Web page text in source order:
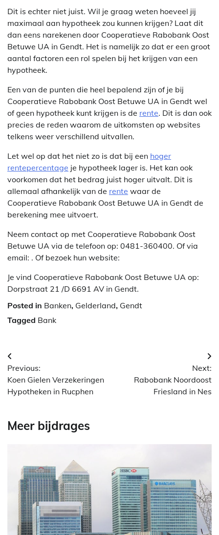
Dit is echter niet juist. Wil je graag weten hoeveel jij
maximaal aan hypotheek zou kunnen krijgen? Laat dit
dan eens narekenen door Cooperatieve Rabobank Oost
Betuwe UA in Gendt. Het is namelijk zo dat er een groot
aantal factoren een rol spelen bij het krijgen van een
hypotheek.
Een van de punten die heel bepalend zijn of je bij
Cooperatieve Rabobank Oost Betuwe UA in Gendt wel
of geen hypotheek kunt krijgen is de rente. Dit is dan ook
precies de reden waarom de uitkomsten op websites
telkens weer verschillend uitvallen.
Let wel op dat het niet zo is dat bij een hoger
rentepercentage je hypotheek lager is. Het kan ook
voorkomen dat het bedrag juist hoger uitvalt. Dit is
allemaal afhankelijk van de rente waar de
Cooperatieve Rabobank Oost Betuwe UA in Gendt de
berekening mee uitvoert.
Neem contact op met Cooperatieve Rabobank Oost
Betuwe UA via de telefoon op: 0481-360400. Of via
email: . Of bezoek hun website:
Je vind Cooperatieve Rabobank Oost Betuwe UA op:
Dorpstraat 21 /D 6691 AV in Gendt.
Posted in Banken, Gelderland, Gendt
Tagged Bank
Berichtnavigatie
Previous:
Koen Gielen Verzekeringen
Hypotheken in Rucphen
Next:
Rabobank Noordoost
Friesland in Nes
Meer bijdrages